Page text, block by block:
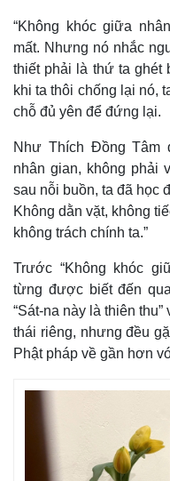
“Không khóc giữa
mất. Nhưng nó nhắc
thiết phải là thứ ta ghét
khi ta thôi chống lại nó,
chỗ đủ yên để đứng lại.
Như Thích Đồng Tâm
nhân gian, không phải
sau nỗi buồn, ta đã học
Không dằn vặt, không
không trách chính ta.”
Trước “Không khóc
từng được biết đến
“Sát-na này là thiên thu”
thái riêng, nhưng đều
Phật pháp về gần hơn